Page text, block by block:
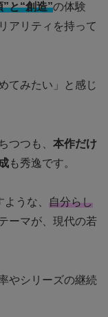
と“創造”の体験
アリティを持って
てみたい」と感じ
つつも、 本作だけ
も秀逸です。
うな、 自分らし
ーマが、現代の若
やシリーズの継続